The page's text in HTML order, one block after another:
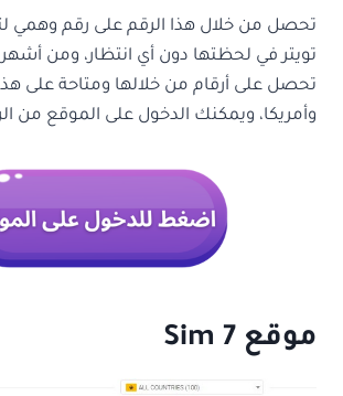
تحصل من خلال هذا الرقم على رقم وهمي
تويتر في لحظتها دون أي انتظار، ومن أشهر
تحصل على أرقام من خلالها ومتاحة على
وأمريكا، ويمكنك الدخول على الموقع من
موقع 7 Sim